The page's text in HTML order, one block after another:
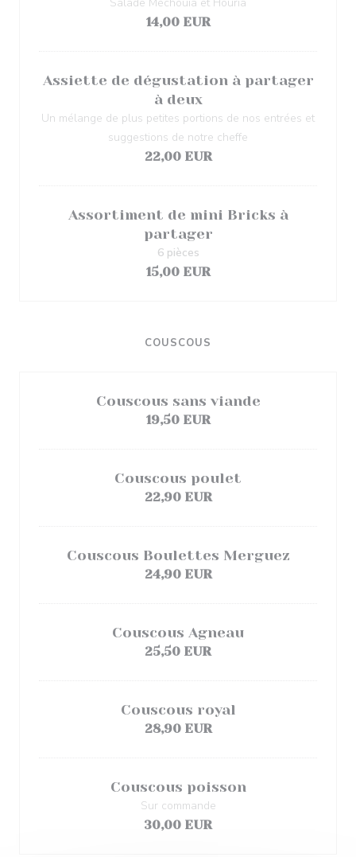
14,00 EUR
Assiette de dégustation à partager
à deux
Un mélange de plus petites portions de nos entrées et
suggestions de notre cheffe
22,00 EUR
Assortiment de mini Bricks à
partager
15,00 EUR
6 pièces
COUSCOUS
Couscous sans viande
19,50 EUR
Couscous poulet
22,90 EUR
Couscous Boulettes Merguez
24,90 EUR
Couscous Agneau
25,50 EUR
Couscous royal
28,90 EUR
Couscous poisson
Sur commande
30,00 EUR